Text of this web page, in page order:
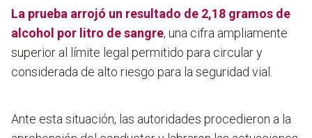
La prueba arrojó un resultado de 2,18 gramos de
alcohol por litro de sangre, una cifra ampliamente
superior al límite legal permitido para circular y
considerada de alto riesgo para la seguridad vial.
Ante esta situación, las autoridades procedieron a la